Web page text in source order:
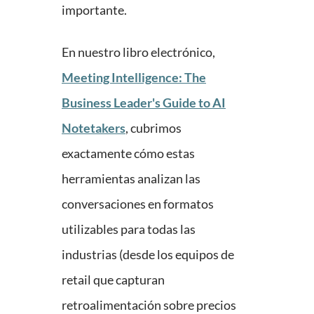
importante.
En nuestro libro electrónico,
Meeting Intelligence: The
Business Leader's Guide to AI
Notetakers, cubrimos
exactamente cómo estas
herramientas analizan las
conversaciones en formatos
utilizables para todas las
industrias (desde los equipos de
retail que capturan
retroalimentación sobre precios